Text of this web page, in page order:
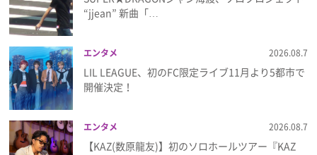
“jjean” 新曲「…
エンタメ 2026.08.7
LIL LEAGUE、初のFC限定ライブ11月より5都市で
開催決定！
エンタメ 2026.08.7
【KAZ(数原龍友)】初のソロホールツアー『KAZ